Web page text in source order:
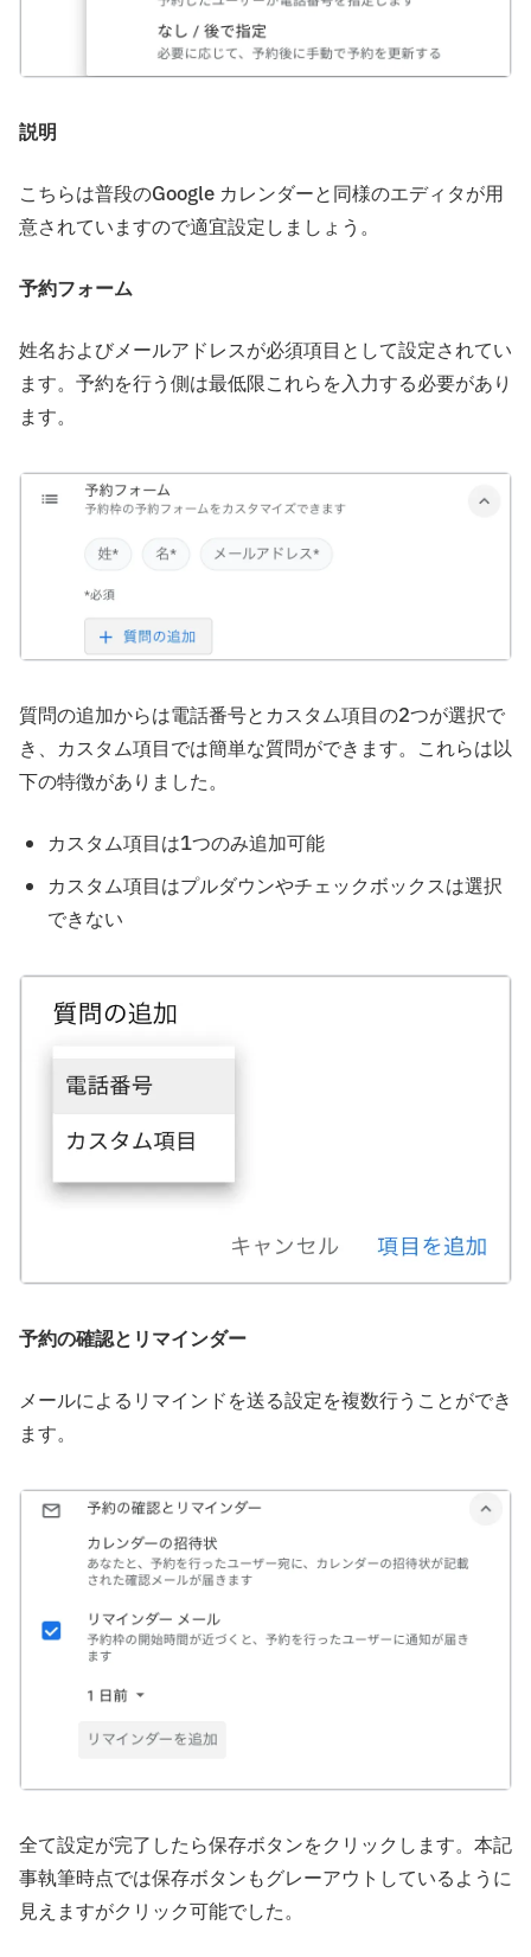
説明
こちらは普段のGoogle カレンダーと同様のエディタが用
意されていますので適宜設定しましょう。
予約フォーム
姓名およびメールアドレスが必須項目として設定されてい
ます。予約を行う側は最低限これらを入力する必要があり
ます。
質問の追加からは電話番号とカスタム項目の2つが選択で
き、カスタム項目では簡単な質問ができます。これらは以
下の特徴がありました。
カスタム項目は1つのみ追加可能
カスタム項目はプルダウンやチェックボックスは選択
できない
予約の確認とリマインダー
メールによるリマインドを送る設定を複数行うことができ
ます。
全て設定が完了したら保存ボタンをクリックします。本記
事執筆時点では保存ボタンもグレーアウトしているように
見えますがクリック可能でした。